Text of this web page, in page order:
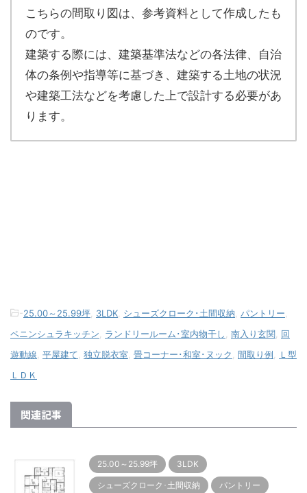
こちらの間取り図は、参考資料として作成したも
のです。
建築する際には、建築基準法などの各法律、自治
体の条例や指導等に基づき、建築する土地の状況
や建築工法などを考慮した上で設計する必要があ
ります。
-25.00～25.99坪 3LDK シューズクローク･土間収納 パントリー
ペニンシュラキッチン
ランドリールーム･室内物干し 南入り玄関
回
遊動線 平屋建て 独立脱衣室 畳コーナー･和室･ヌック 間取り例
Ｌ型
ＬＤＫ
関連記事
25.00～25.99坪 3LDK
シューズクローク･土間収納 パントリー